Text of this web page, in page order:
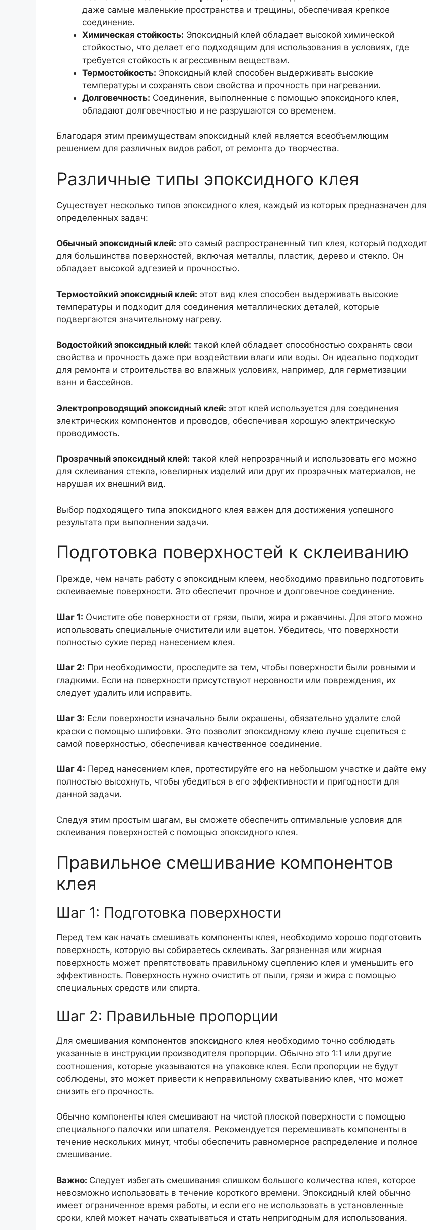
даже самые маленькие пространства и трещины, обеспечивая крепкое
соединение.
Химическая стойкость: Эпоксидный клей обладает высокой химической
стойкостью, что делает его подходящим для использования в условиях, где
требуется стойкость к агрессивным веществам.
Термостойкость: Эпоксидный клей способен выдерживать высокие
температуры и сохранять свои свойства и прочность при нагревании.
Долговечность: Соединения, выполненные с помощью эпоксидного клея,
обладают долговечностью и не разрушаются со временем.
Благодаря этим преимуществам эпоксидный клей является всеобъемлющим
решением для различных видов работ, от ремонта до творчества.
Различные типы эпоксидного клея
Существует несколько типов эпоксидного клея, каждый из которых предназначен для
определенных задач:
Обычный эпоксидный клей: это самый распространенный тип клея, который подходит
для большинства поверхностей, включая металлы, пластик, дерево и стекло. Он
обладает высокой адгезией и прочностью.
Термостойкий эпоксидный клей: этот вид клея способен выдерживать высокие
температуры и подходит для соединения металлических деталей, которые
подвергаются значительному нагреву.
Водостойкий эпоксидный клей: такой клей обладает способностью сохранять свои
свойства и прочность даже при воздействии влаги или воды. Он идеально подходит
для ремонта и строительства во влажных условиях, например, для герметизации
ванн и бассейнов.
Электропроводящий эпоксидный клей: этот клей используется для соединения
электрических компонентов и проводов, обеспечивая хорошую электрическую
проводимость.
Прозрачный эпоксидный клей: такой клей непрозрачный и использовать его можно
для склеивания стекла, ювелирных изделий или других прозрачных материалов, не
нарушая их внешний вид.
Выбор подходящего типа эпоксидного клея важен для достижения успешного
результата при выполнении задачи.
Подготовка поверхностей к склеиванию
Прежде, чем начать работу с эпоксидным клеем, необходимо правильно подготовить
склеиваемые поверхности. Это обеспечит прочное и долговечное соединение.
Шаг 1: Очистите обе поверхности от грязи, пыли, жира и ржавчины. Для этого можно
использовать специальные очистители или ацетон. Убедитесь, что поверхности
полностью сухие перед нанесением клея.
Шаг 2: При необходимости, проследите за тем, чтобы поверхности были ровными и
гладкими. Если на поверхности присутствуют неровности или повреждения, их
следует удалить или исправить.
Шаг 3: Если поверхности изначально были окрашены, обязательно удалите слой
краски с помощью шлифовки. Это позволит эпоксидному клею лучше сцепиться с
самой поверхностью, обеспечивая качественное соединение.
Шаг 4: Перед нанесением клея, протестируйте его на небольшом участке и дайте ему
полностью высохнуть, чтобы убедиться в его эффективности и пригодности для
данной задачи.
Следуя этим простым шагам, вы сможете обеспечить оптимальные условия для
склеивания поверхностей с помощью эпоксидного клея.
Правильное смешивание компонентов
клея
Шаг 1: Подготовка поверхности
Перед тем как начать смешивать компоненты клея, необходимо хорошо подготовить
поверхность, которую вы собираетесь склеивать. Загрязненная или жирная
поверхность может препятствовать правильному сцеплению клея и уменьшить его
эффективность. Поверхность нужно очистить от пыли, грязи и жира с помощью
специальных средств или спирта.
Шаг 2: Правильные пропорции
Для смешивания компонентов эпоксидного клея необходимо точно соблюдать
указанные в инструкции производителя пропорции. Обычно это 1:1 или другие
соотношения, которые указываются на упаковке клея. Если пропорции не будут
соблюдены, это может привести к неправильному схватыванию клея, что может
снизить его прочность.
Обычно компоненты клея смешивают на чистой плоской поверхности с помощью
специального палочки или шпателя. Рекомендуется перемешивать компоненты в
течение нескольких минут, чтобы обеспечить равномерное распределение и полное
смешивание.
Важно: Следует избегать смешивания слишком большого количества клея, которое
невозможно использовать в течение короткого времени. Эпоксидный клей обычно
имеет ограниченное время работы, и если его не использовать в установленные
сроки, клей может начать схватываться и стать непригодным для использования.